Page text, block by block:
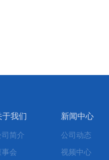
于我们
司简介
事会
新闻中心
公司动态
视频中心